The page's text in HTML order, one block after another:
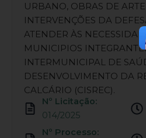
URBANO, OBRAS DE
INTERVENÇÕES DA
ATENDER ÀS
MUNICIPIOS
INTERMUNICIPAL DE
DESENVOLVIMENTO DA
CALCÁRIO (CISREC).
Nº Licitação:
014/2025
Nº Processo: